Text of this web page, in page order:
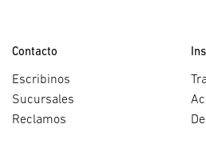
Contacto
Escribinos
Sucursales
Reclamos